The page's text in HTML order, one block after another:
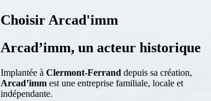
Choisir Arcad'imm
Arcad’imm, un acteur historique
Implantée à Clermont-Ferrand depuis sa création,
Arcad’imm est une entreprise familiale, locale et
indépendante.